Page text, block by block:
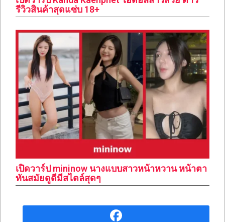
รีวิวสินค้าสุดแซ่บ 18+
เปิดวาร์ป mininow นางแบบสาวหน้าหวาน หน้าตา
ทันสมัยดูดีมีสไตล์สุดๆ